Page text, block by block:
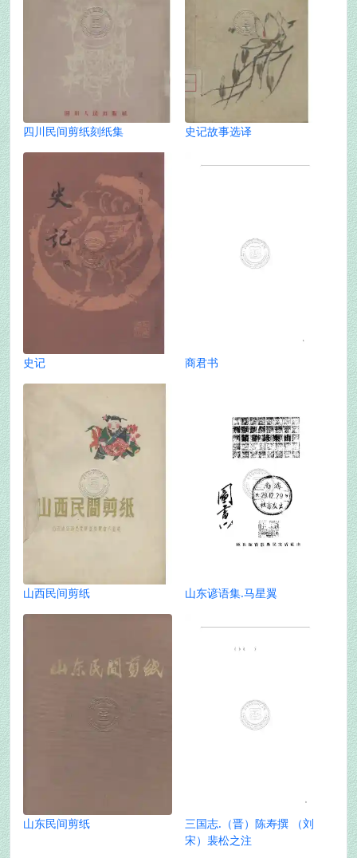
四川民间剪纸刻纸集 史记故事选译
史记 商君书
山西民间剪纸 山东谚语集.马星翼
山东民间剪纸
三国志.（晋）陈寿撰 （刘
宋）裴松之注